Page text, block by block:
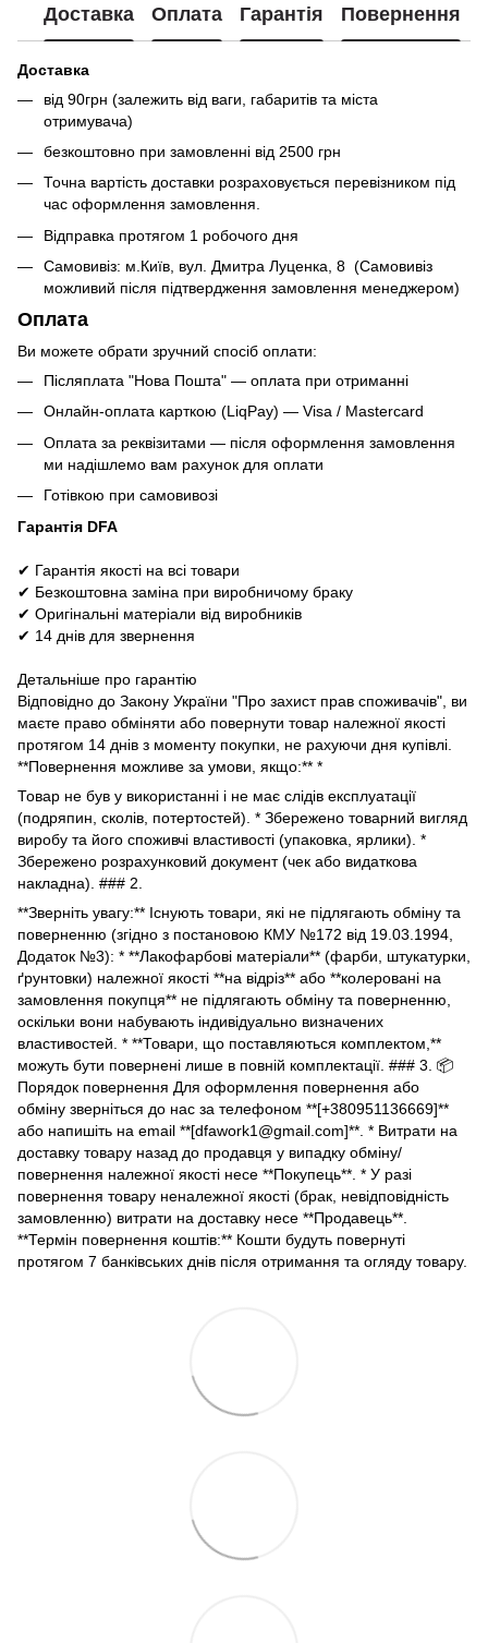
Доставка Оплата Гарантія Повернення
Доставка
від 90грн (залежить від ваги, габаритів та міста
отримувача)
безкоштовно при замовленні від 2500 грн
Точна вартість доставки розраховується перевізником під
час оформлення замовлення.
Відправка протягом 1 робочого дня
Самовивіз: м.Київ, вул. Дмитра Луценка, 8 (Самовивіз
можливий після підтвердження замовлення менеджером)
Оплата
Ви можете обрати зручний спосіб оплати:
Післяплата "Нова Пошта" — оплата при отриманні
Онлайн-оплата карткою (LiqPay) — Visa / Mastercard
Оплата за реквізитами — після оформлення замовлення
ми надішлемо вам рахунок для оплати
Готівкою при самовивозі
Гарантія DFA
✔ Гарантія якості на всі товари
✔ Безкоштовна заміна при виробничому браку
✔ Оригінальні матеріали від виробників
✔ 14 днів для звернення
Детальніше про гарантію
Відповідно до Закону України "Про захист прав споживачів", ви
маєте право обміняти або повернути товар належної якості
протягом 14 днів з моменту покупки, не рахуючи дня купівлі.
**Повернення можливе за умови, якщо:** *
Товар не був у використанні і не має слідів експлуатації
(подряпин, сколів, потертостей). * Збережено товарний вигляд
виробу та його споживчі властивості (упаковка, ярлики). *
Збережено розрахунковий документ (чек або видаткова
накладна). ### 2.
**Зверніть увагу:** Існують товари, які не підлягають обміну та
поверненню (згідно з постановою КМУ №172 від 19.03.1994,
Додаток №3): * **Лакофарбові матеріали** (фарби, штукатурки,
ґрунтовки) належної якості **на відріз** або **колеровані на
замовлення покупця** не підлягають обміну та поверненню,
оскільки вони набувають індивідуально визначених
властивостей. * **Товари, що поставляються комплектом,**
можуть бути повернені лише в повній комплектації. ### 3. 📦
Порядок повернення Для оформлення повернення або
обміну зверніться до нас за телефоном **[+380951136669]**
або напишіть на email **[dfawork1@gmail.com]**. * Витрати на
доставку товару назад до продавця у випадку обміну/
повернення належної якості несе **Покупець**. * У разі
повернення товару неналежної якості (брак, невідповідність
замовленню) витрати на доставку несе **Продавець**.
**Термін повернення коштів:** Кошти будуть повернуті
протягом 7 банківських днів після отримання та огляду товару.